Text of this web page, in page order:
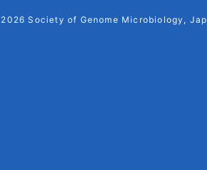
Society of Genome Microbiology,